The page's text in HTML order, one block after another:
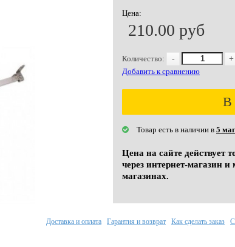
Цена:
210.00 руб
Количество: - +
Добавить к сравнению
В
Товар есть в наличии в 5
Цена на сайте действует
через интернет-магазин
магазинах.
Доставка и оплата Гарантия и возврат Как сделать заказ